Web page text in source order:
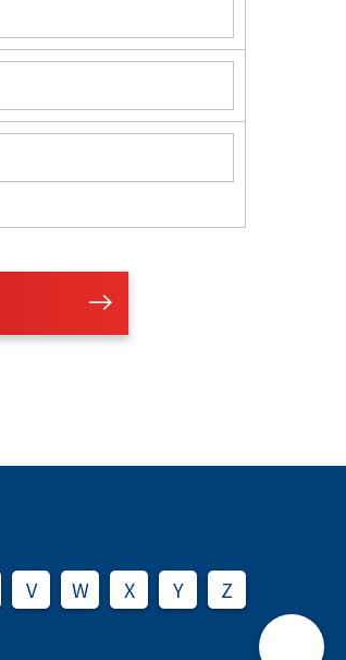
V W X Y
Z